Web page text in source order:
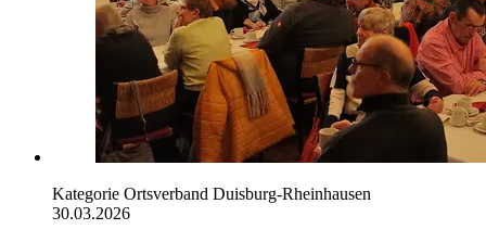
Kategorie Ortsverband Duisburg-Rheinhausen
30.03.2026